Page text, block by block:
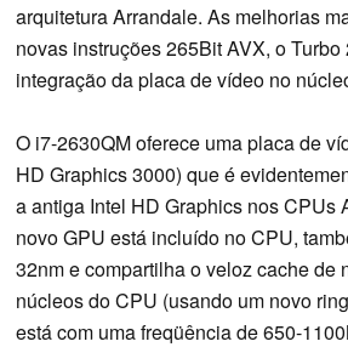
arquitetura Arrandale. As melhorias
novas instruções 265Bit AVX, o
integração da placa de vídeo no
O i7-2630QM oferece uma placa de
HD Graphics 3000) que é
a antiga Intel HD Graphics nos CPUs
novo GPU está incluído no CPU,
32nm e compartilha o veloz cache de
núcleos do CPU (usando um novo
está com uma freqüência de 650-